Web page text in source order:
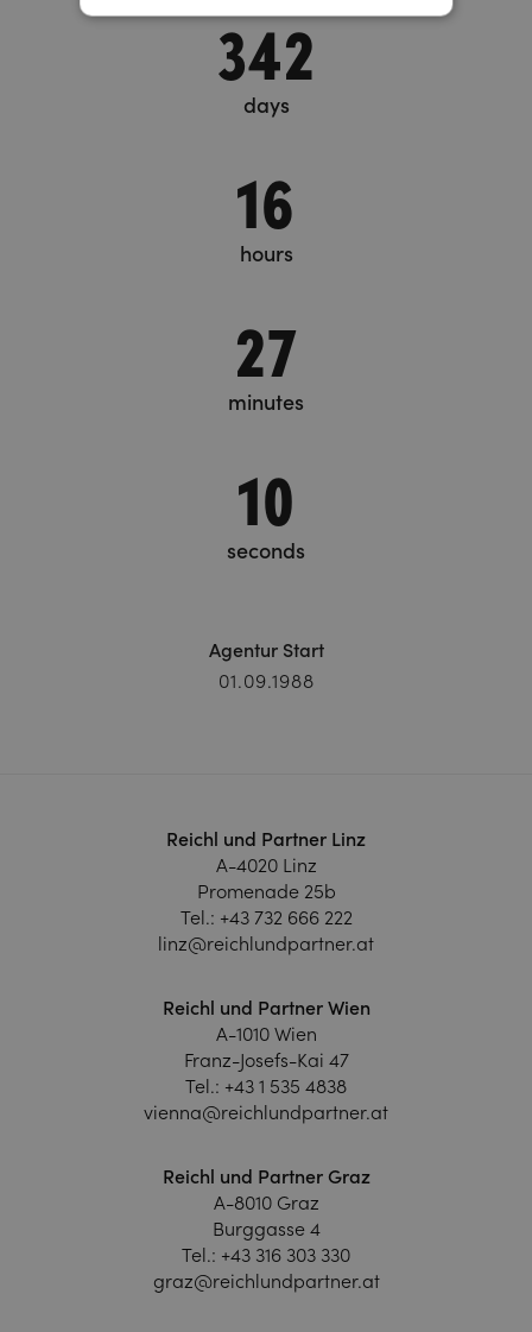
342
days
16
hours
27
minutes
10
seconds
Agentur Start
01.09.1988
Reichl und Partner Linz
A-4020 Linz
Promenade 25b
Tel.: +43 732 666 222
linz@reichlundpartner.at
Reichl und Partner Wien
A-1010 Wien
Franz-Josefs-Kai 47
Tel.: +43 1 535 4838
vienna@reichlundpartner.at
Reichl und Partner Graz
A-8010 Graz
Burggasse 4
Tel.: +43 316 303 330
graz@reichlundpartner.at